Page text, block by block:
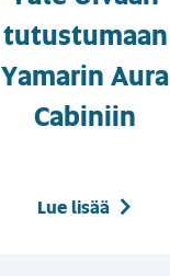
tutustumaan
Yamarin Aura
Cabiniin
Lue lisää